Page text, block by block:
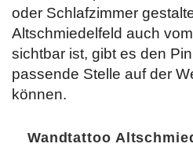
oder Schlafzimmer
Altschmiedelfeld auch
sichtbar ist, gibt es den
passende Stelle auf der
können.
Wandtattoo